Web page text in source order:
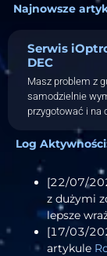
Najnowsze
Serwis
DEC
Masz problem z
samodzielnie
przygotować i na
Log
[22/07/
z dużymi
lepsze
[17/03/
artykule